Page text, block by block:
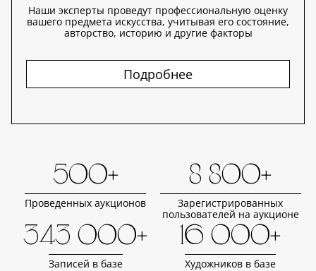
Наши эксперты проведут профессиональную оценку
вашего предмета искусства, учитывая его состояние,
авторство, историю и другие факторы
Подробнее
500+
Проведенных аукционов
8 800+
Зарегистрированных
пользователей на аукционе
343 000+
Записей в базе
16 000+
Художников в базе